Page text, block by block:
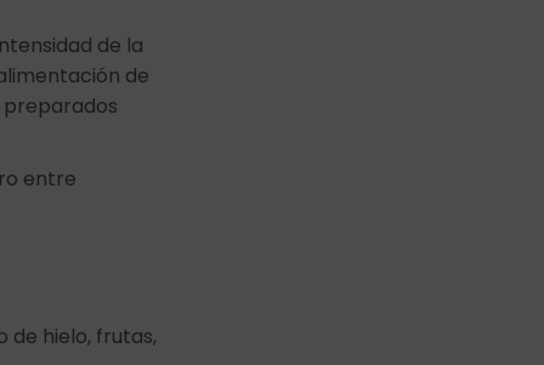
de la
de
preparados
entre
de hielo, frutas,